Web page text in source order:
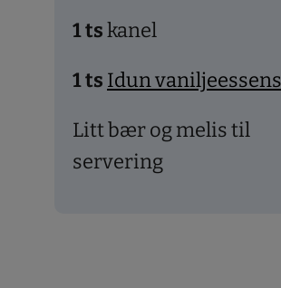
1tskanel
1ts Idun vaniljeessens
Litt bær og melis til
servering